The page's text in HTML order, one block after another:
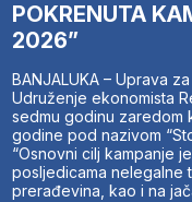
POKRENUTA
2026”
BANJALUKA – Uprava
Udruženje ekonomista
sedmu godinu zaredom
godine pod nazivom
“Osnovni cilj kampanje
posljedicama nelegalne
prerađevina, kao i na